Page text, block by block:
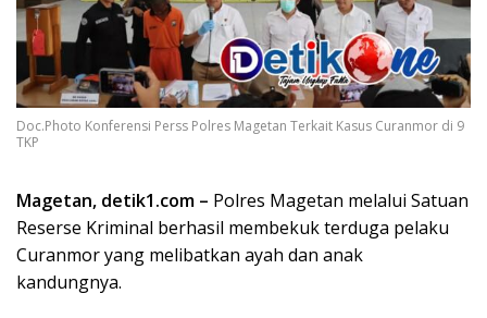
Doc.Photo Konferensi Perss Polres Magetan Terkait Kasus Curanmor di 9
TKP
Magetan, detik1.com – Polres Magetan melalui Satuan
Reserse Kriminal berhasil membekuk terduga pelaku
Curanmor yang melibatkan ayah dan anak
kandungnya.